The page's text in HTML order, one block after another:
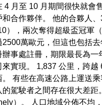
4 月至 10 月期間很快就會
合作夥伴。 他的合夥人
），兩次奪得超級盃冠軍
2500萬歐元，但這也包括
辦事處註冊，期限最長為
來實現。 1,837 公里，跨
。 有些在高速公路上運送
駕駛者之間存在很大差距
）。 人口地域分佈不均